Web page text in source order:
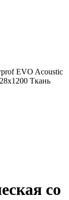
EVO Acoustic
Ткань
со